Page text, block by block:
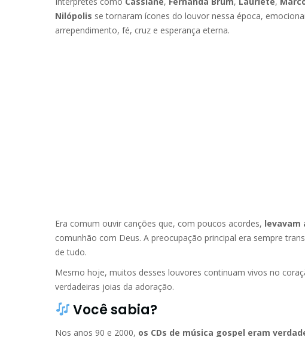
Nilópolis se tornaram ícones do louvor nessa época,
arrependimento, fé, cruz e esperança eterna.
Era comum ouvir canções que, com poucos acordes, levavam
comunhão com Deus. A preocupação principal era sempre
de tudo.
Mesmo hoje, muitos desses louvores continuam vivos no
verdadeiras joias da adoração.
Você sabia?
Nos anos 90 e 2000, os CDs de música gospel eram